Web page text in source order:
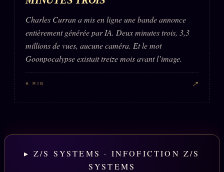
Charles Curran a mis en ligne une bande annonce
entièrement générée par IA. Deux minutes trois, 3,3
millions de vues, aucune caméra. Et le mot
Goonpocalypse existait treize mois avant l’image.
6 MIN ↗
▸ Z/S SYSTEMS · INFOFICTION Z/S
SYSTEMS